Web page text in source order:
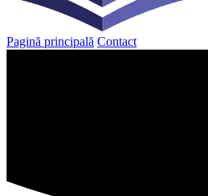
Pagină principală Contact